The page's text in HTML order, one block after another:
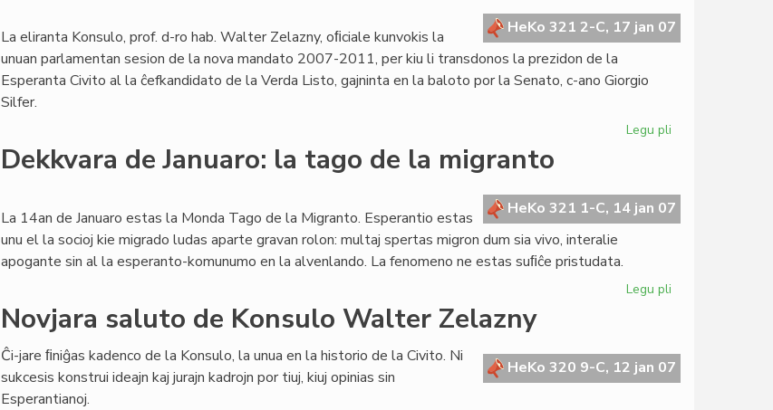
kontraŭ
mortpuno
HeKo 321 2-C, 17 jan 07
La eliranta Konsulo, prof. d-ro hab. Walter Zelazny, oﬁciale kunvokis la
unuan parlamentan sesion de la nova mandato 2007-2011, per kiu li transdonos la prezidon de la
Esperanta Civito al la ĉefkandidato de la Verda Listo, gajninta en la baloto por la Senato, c-ano Giorgio
Silfer.
Legu pli
la
unuan
Dekkvara de Januaro: la tago de la migranto
HeKo 321 1-C, 14 jan 07
La 14an de Januaro estas la Monda Tago de la Migranto. Esperantio estas
unu el la socioj kie migrado ludas aparte gravan rolon: multaj spertas migron dum sia vivo, interalie
apogante sin al la esperanto-komunumo en la alvenlando. La fenomeno ne estas suﬁĉe pristudata.
Legu pli
la
tago
Novjara saluto de Konsulo Walter Zelazny
HeKo 320 9-C, 12 jan 07
Ĉi-jare ﬁniĝas kadenco de la Konsulo, la unua en la historio de la Civito. Ni
sukcesis konstrui ideajn kaj jurajn kadrojn por tiuj, kiuj opinias sin
Esperantianoj.